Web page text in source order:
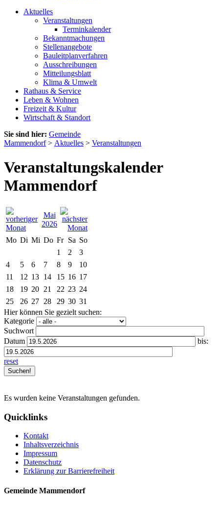
Aktuelles
Veranstaltungen
Terminkalender
Bekanntmachungen
Stellenangebote
Bauleitplanverfahren
Ausschreibungen
Mitteilungsblatt
Klima & Umwelt
Rathaus & Service
Leben & Wohnen
Freizeit & Kultur
Wirtschaft & Standort
Sie sind hier: Gemeinde
Mammendorf> Aktuelles > Veranstaltungen
Veranstaltungskalender
Mammendorf
Mai
2026
Mo Di Mi Do Fr Sa So
1
2
3
4
5 6 7 8 9
10
11
12 13 14 15 16 17
18
19 20 21 22 23 24
25
26 27 28 29 30 31
Hier können Sie gezielt suchen:
Kategorie
Suchwort
Datum
bis:
reset
Es wurden keine Veranstaltungen gefunden.
Quicklinks
Kontakt
Inhaltsverzeichnis
Impressum
Datenschutz
Erklärung zur Barrierefreiheit
Gemeinde Mammendorf